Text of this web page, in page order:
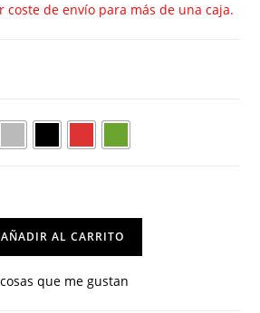
coste de envío para más de una caja.
AÑADIR AL CARRITO
que me gustan